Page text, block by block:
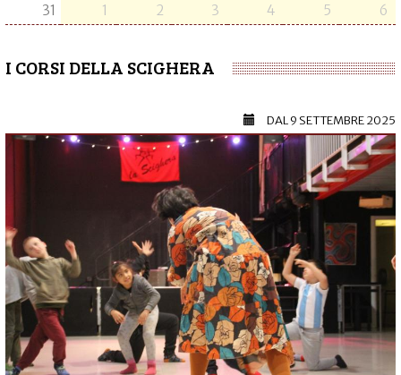
31
1 2 3 4 5 6
I CORSI DELLA SCIGHERA
DAL9 SETTEMBRE 2025